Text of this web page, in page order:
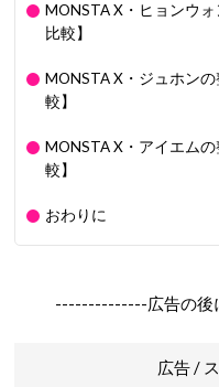
MONSTA X・ヒョンウ
比較】
MONSTA X・ジュホン
較】
MONSTA X・アイエム
較】
おわりに
--------------広告の後
広告 /